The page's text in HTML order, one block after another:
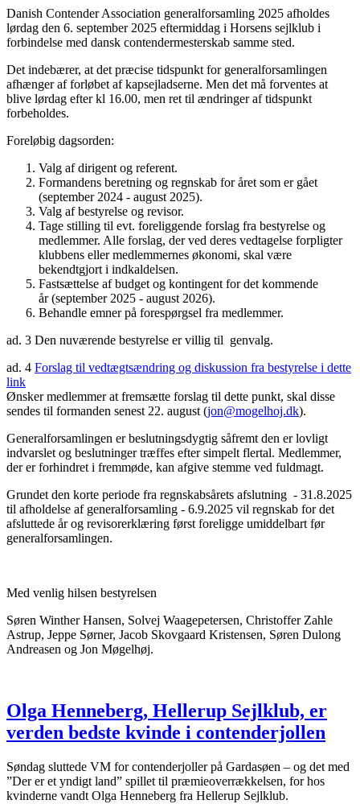
Danish Contender Association generalforsamling 2025 afholdes
lørdag den 6. september 2025 eftermiddag i Horsens sejlklub i
forbindelse med dansk contendermesterskab samme sted.
Det indebærer, at det præcise tidspunkt for generalforsamlingen
afhænger af forløbet af kapsejladserne. Men det må forventes at
blive lørdag efter kl 16.00, men ret til ændringer af tidspunkt
forbeholdes.
Foreløbig dagsorden:
Valg af dirigent og referent.
Formandens beretning og regnskab for året som er gået
(september 2024 - august 2025).
Valg af bestyrelse og revisor.
Tage stilling til evt. foreliggende forslag fra bestyrelse og
medlemmer. Alle forslag, der ved deres vedtagelse forpligter
klubbens eller medlemmernes økonomi, skal være
bekendtgjort i indkaldelsen.
Fastsættelse af budget og kontingent for det kommende
år (september 2025 - august 2026).
Behandle emner på forespørgsel fra medlemmer.
ad. 3 Den nuværende bestyrelse er villig til genvalg.
ad. 4 Forslag til vedtægtsændring og diskussion fra bestyrelse i dette
link
Ønsker medlemmer at fremsætte forslag til dette punkt, skal disse
sendes til formanden senest 22. august (jon@mogelhoj.dk).
Generalforsamlingen er beslutningsdygtig såfremt den er lovligt
indvarslet og beslutninger træffes efter simpelt flertal. Medlemmer,
der er forhindret i fremmøde, kan afgive stemme ved fuldmagt.
Grundet den korte periode fra regnskabsårets afslutning - 31.8.2025
til afholdelse af generalforsamling - 6.9.2025 vil regnskab for det
afsluttede år og revisorerklæring først foreligge umiddelbart før
generalforsamlingen.
Med venlig hilsen bestyrelsen
Søren Winther Hansen, Solvej Waagepetersen, Christoffer Zahle
Astrup, Jeppe Sørner, Jacob Skovgaard Kristensen, Søren Dulong
Andreasen og Jon Møgelhøj.
Olga Henneberg, Hellerup Sejlklub, er
verden bedste kvinde i contenderjollen
Søndag sluttede VM for contenderjoller på Gardasøen – og det med
”Der er et yndigt land” spillet til præmieoverrækkelsen, for hos
kvinderne vandt Olga Henneberg fra Hellerup Sejlklub.